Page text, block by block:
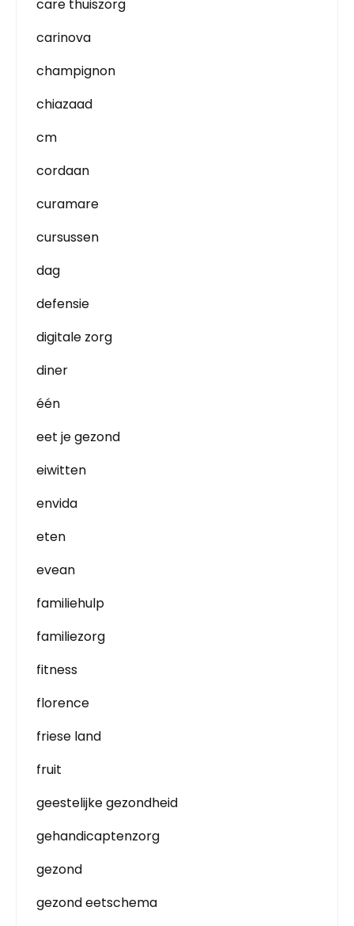
care thuiszorg
carinova
champignon
chiazaad
cm
cordaan
curamare
cursussen
dag
defensie
digitale zorg
diner
één
eet je gezond
eiwitten
envida
eten
evean
familiehulp
familiezorg
fitness
florence
friese land
fruit
geestelijke gezondheid
gehandicaptenzorg
gezond
gezond eetschema